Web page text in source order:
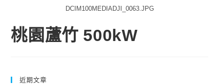
DCIM100MEDIADJI_0063.JPG
桃園蘆竹 500kW
近期文章